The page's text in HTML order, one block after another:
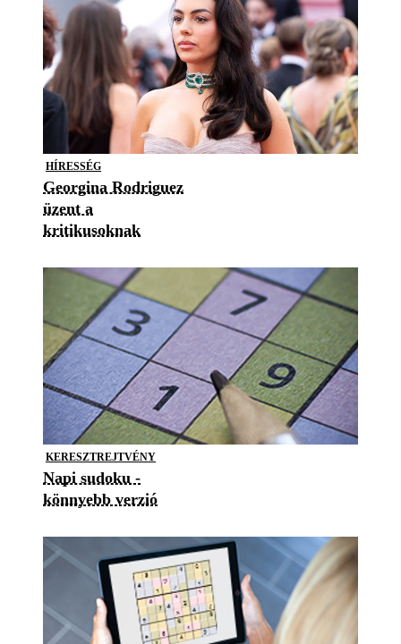
HÍRESSÉG
Georgina Rodriguez
üzent a
kritikusoknak
KERESZTREJTVÉNY
Napi sudoku -
könnyebb verzió